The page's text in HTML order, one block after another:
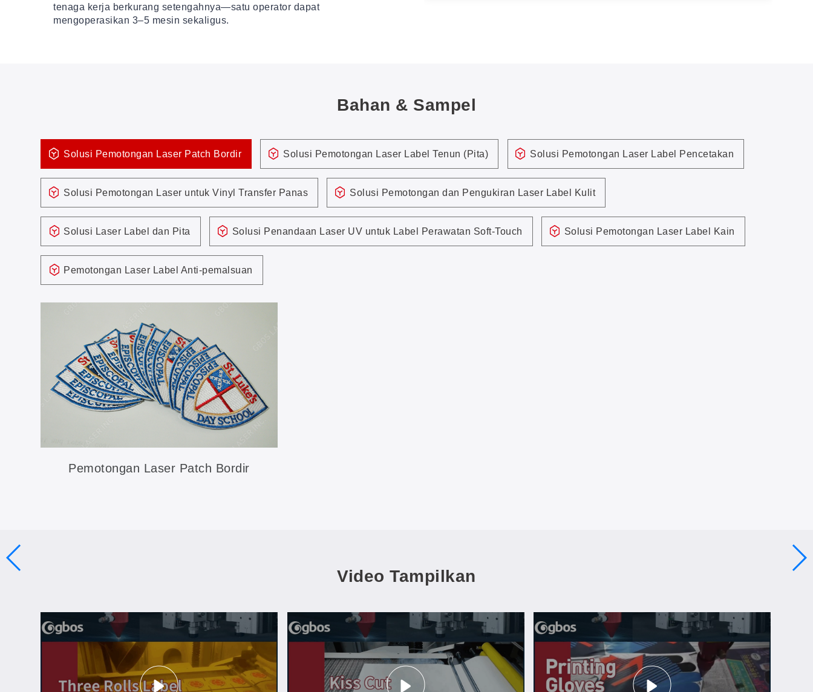
tenaga kerja berkurang setengahnya—satu operator dapat
mengoperasikan 3–5 mesin sekaligus.
Bahan & Sampel
Solusi Pemotongan Laser Patch Bordir Solusi Pemotongan Laser Label Tenun (Pita) Solusi Pemotongan Laser Label Pencetakan
Solusi Pemotongan Laser untuk Vinyl Transfer Panas Solusi Pemotongan dan Pengukiran Laser Label Kulit
Solusi Laser Label dan Pita Solusi Penandaan Laser UV untuk Label Perawatan Soft-Touch Solusi Pemotongan Laser Label Kain
Pemotongan Laser Label Anti-pemalsuan
Pemotongan Laser Patch Bordir
Video Tampilkan